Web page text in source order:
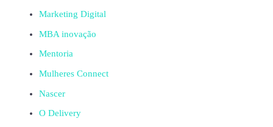
Marketing Digital
MBA inovação
Mentoria
Mulheres Connect
Nascer
O Delivery